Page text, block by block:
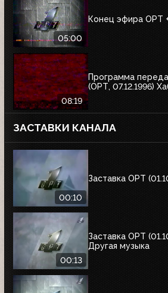
05:00
Конец эфира ОРТ
08:19
Программа
(ОРТ, 07.12.1996)
ЗАСТАВКИ КАНАЛА
00:10
Заставка ОРТ
00:13
Заставка ОРТ
Другая музыка